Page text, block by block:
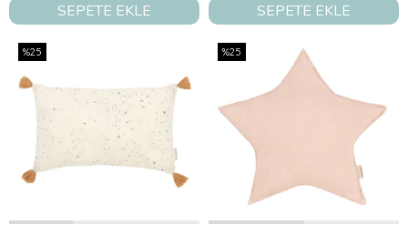
SEPETE EKLE SEPETE EKLE
%25 %25